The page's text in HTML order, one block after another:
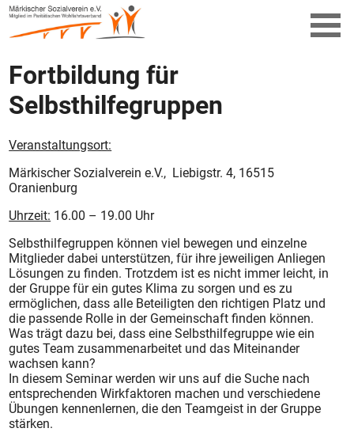
Fortbildung für
Selbsthilfegruppen
Veranstaltungsort:
Märkischer Sozialverein e.V., Liebigstr. 4, 16515
Oranienburg
Uhrzeit: 16.00 – 19.00 Uhr
Selbsthilfegruppen können viel bewegen und einzelne
Mitglieder dabei unterstützen, für ihre jeweiligen Anliegen
Lösungen zu finden. Trotzdem ist es nicht immer leicht, in
der Gruppe für ein gutes Klima zu sorgen und es zu
ermöglichen, dass alle Beteiligten den richtigen Platz und
die passende Rolle in der Gemeinschaft finden können.
Was trägt dazu bei, dass eine Selbsthilfegruppe wie ein
gutes Team zusammenarbeitet und das Miteinander
wachsen kann?
In diesem Seminar werden wir uns auf die Suche nach
entsprechenden Wirkfaktoren machen und verschiedene
Übungen kennenlernen, die den Teamgeist in der Gruppe
stärken.